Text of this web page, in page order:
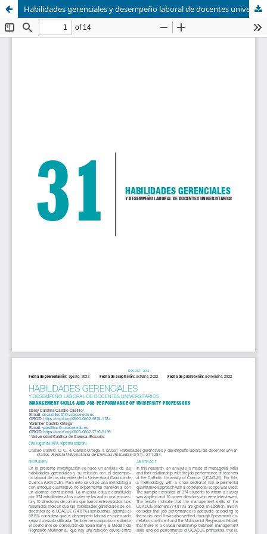
Habilidades gerenciales y desempeño laboral de docentes universitarios